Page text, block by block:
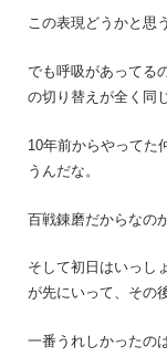
この表現どうかと思
でも呼吸があってる
の切り替えが全く同
10年前からやってた
うんだな。
百戦錬磨だからなのか
そして初日はいっし
が先にいって、その
一番うれしかったの